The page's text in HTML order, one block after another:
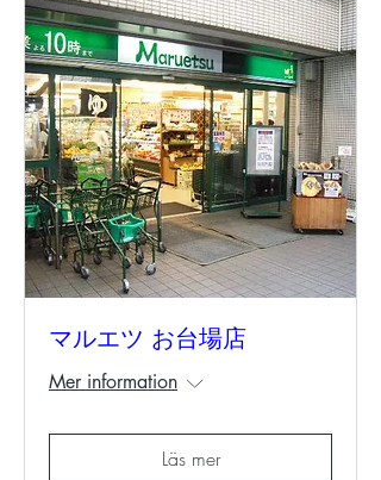
マルエツ お台場店
Mer information
Läs mer